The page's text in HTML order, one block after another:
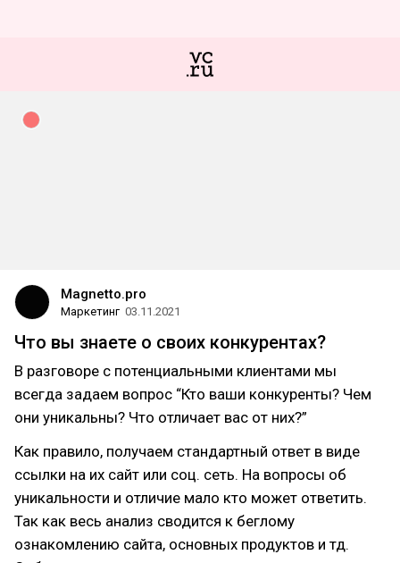
Magnetto.pro
Маркетинг 03.11.2021
Что вы знаете о своих конкурентах?
В разговоре с потенциальными клиентами мы
всегда задаем вопрос “Кто ваши конкуренты? Чем
они уникальны? Что отличает вас от них?”
Как правило, получаем стандартный ответ в виде
ссылки на их сайт или соц. сеть. На вопросы об
уникальности и отличие мало кто может ответить.
Так как весь анализ сводится к беглому
ознакомлению сайта, основных продуктов и тд.